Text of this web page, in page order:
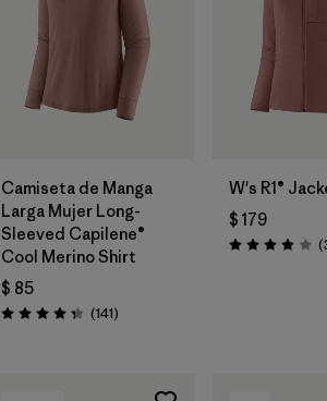
Camiseta de Manga
Larga Mujer Long-
Sleeved Capilene®
Cool Merino Shirt
$ 85
Valoración: 4.4 / 5
(141Comentarios
)
W's R1®
$ 179
Valoración: 3.9